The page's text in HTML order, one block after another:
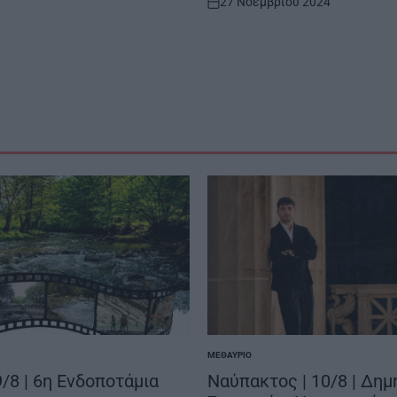
on
8 | 6η Ενδοποτάμια
POSTED
IN
ΜΕΘΑΎΡΙΟ
Ναύπακτος | 10/8 |